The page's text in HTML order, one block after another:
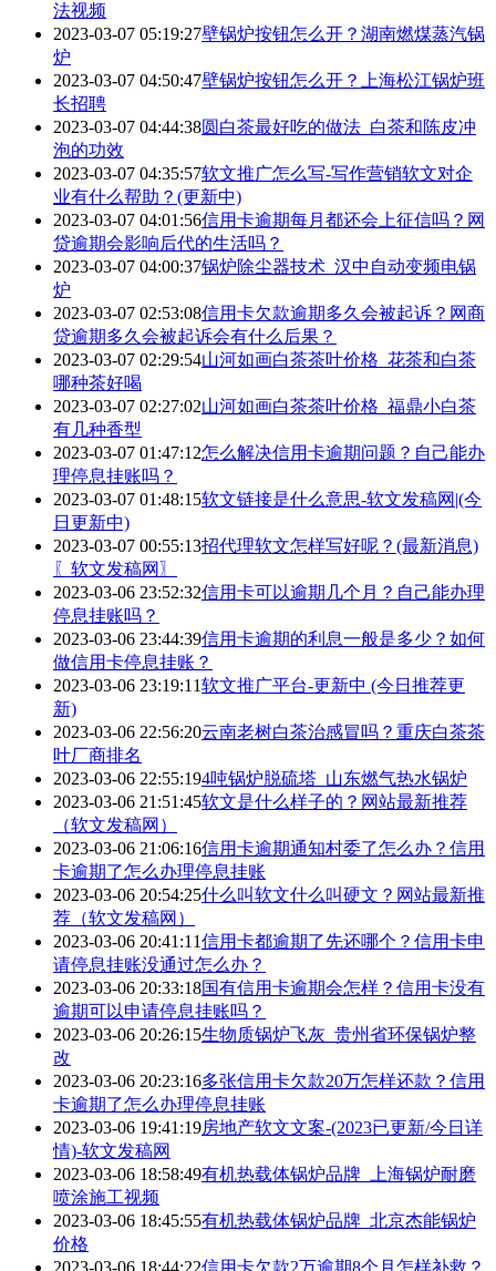
法视频
2023-03-07 05:19:27壁锅炉按钮怎么开？湖南燃煤蒸汽锅
炉
2023-03-07 04:50:47壁锅炉按钮怎么开？上海松江锅炉班
长招聘
2023-03-07 04:44:38圆白茶最好吃的做法_白茶和陈皮冲
泡的功效
2023-03-07 04:35:57软文推广怎么写-写作营销软文对企
业有什么帮助？(更新中)
2023-03-07 04:01:56信用卡逾期每月都还会上征信吗？网
贷逾期会影响后代的生活吗？
2023-03-07 04:00:37锅炉除尘器技术_汉中自动变频电锅
炉
2023-03-07 02:53:08信用卡欠款逾期多久会被起诉？网商
贷逾期多久会被起诉会有什么后果？
2023-03-07 02:29:54山河如画白茶茶叶价格_花茶和白茶
哪种茶好喝
2023-03-07 02:27:02山河如画白茶茶叶价格_福鼎小白茶
有几种香型
2023-03-07 01:47:12怎么解决信用卡逾期问题？自己能办
理停息挂账吗？
2023-03-07 01:48:15软文链接是什么意思-软文发稿网|(今
日更新中)
2023-03-07 00:55:13招代理软文怎样写好呢？(最新消息)
〖软文发稿网〗
2023-03-06 23:52:32信用卡可以逾期几个月？自己能办理
停息挂账吗？
2023-03-06 23:44:39信用卡逾期的利息一般是多少？如何
做信用卡停息挂账？
2023-03-06 23:19:11软文推广平台-更新中 (今日推荐更
新)
2023-03-06 22:56:20云南老树白茶治感冒吗？重庆白茶茶
叶厂商排名
2023-03-06 22:55:194吨锅炉脱硫塔_山东燃气热水锅炉
2023-03-06 21:51:45软文是什么样子的？网站最新推荐
（软文发稿网）
2023-03-06 21:06:16信用卡逾期通知村委了怎么办？信用
卡逾期了怎么办理停息挂账
2023-03-06 20:54:25什么叫软文什么叫硬文？网站最新推
荐（软文发稿网）
2023-03-06 20:41:11信用卡都逾期了先还哪个？信用卡申
请停息挂账没通过怎么办？
2023-03-06 20:33:18国有信用卡逾期会怎样？信用卡没有
逾期可以申请停息挂账吗？
2023-03-06 20:26:15生物质锅炉飞灰_贵州省环保锅炉整
改
2023-03-06 20:23:16多张信用卡欠款20万怎样还款？信用
卡逾期了怎么办理停息挂账
2023-03-06 19:41:19房地产软文文案-(2023已更新/今日详
情)-软文发稿网
2023-03-06 18:58:49有机热载体锅炉品牌_上海锅炉耐磨
喷涂施工视频
2023-03-06 18:45:55有机热载体锅炉品牌_北京杰能锅炉
价格
2023-03-06 18:44:22信用卡欠款2万逾期8个月怎样补救？